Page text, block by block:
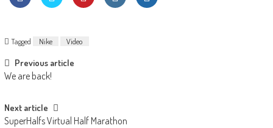
Tagged Nike Video
Previous article
We are back!
Next article
SuperHalfs Virtual Half Marathon